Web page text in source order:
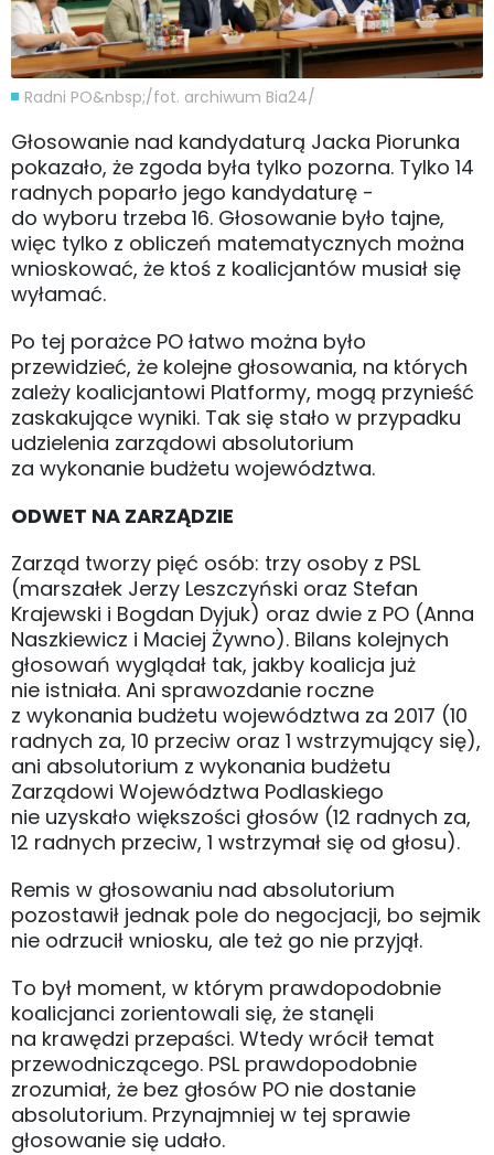
Radni PO&nbsp;/fot. archiwum Bia24/
Głosowanie nad kandydaturą Jacka Piorunka
pokazało, że zgoda była tylko pozorna. Tylko 14
radnych poparło jego kandydaturę -
do wyboru trzeba 16. Głosowanie było tajne,
więc tylko z obliczeń matematycznych można
wnioskować, że ktoś z koalicjantów musiał się
wyłamać.
Po tej porażce PO łatwo można było
przewidzieć, że kolejne głosowania, na których
zależy koalicjantowi Platformy, mogą przynieść
zaskakujące wyniki. Tak się stało w przypadku
udzielenia zarządowi absolutorium
za wykonanie budżetu województwa.
ODWET NA ZARZĄDZIE
Zarząd tworzy pięć osób: trzy osoby z PSL
(marszałek Jerzy Leszczyński oraz Stefan
Krajewski i Bogdan Dyjuk) oraz dwie z PO (Anna
Naszkiewicz i Maciej Żywno). Bilans kolejnych
głosowań wyglądał tak, jakby koalicja już
nie istniała. Ani sprawozdanie roczne
z wykonania budżetu województwa za 2017 (10
radnych za, 10 przeciw oraz 1 wstrzymujący się),
ani absolutorium z wykonania budżetu
Zarządowi Województwa Podlaskiego
nie uzyskało większości głosów (12 radnych za,
12 radnych przeciw, 1 wstrzymał się od głosu).
Remis w głosowaniu nad absolutorium
pozostawił jednak pole do negocjacji, bo sejmik
nie odrzucił wniosku, ale też go nie przyjął.
To był moment, w którym prawdopodobnie
koalicjanci zorientowali się, że stanęli
na krawędzi przepaści. Wtedy wrócił temat
przewodniczącego. PSL prawdopodobnie
zrozumiał, że bez głosów PO nie dostanie
absolutorium. Przynajmniej w tej sprawie
głosowanie się udało.